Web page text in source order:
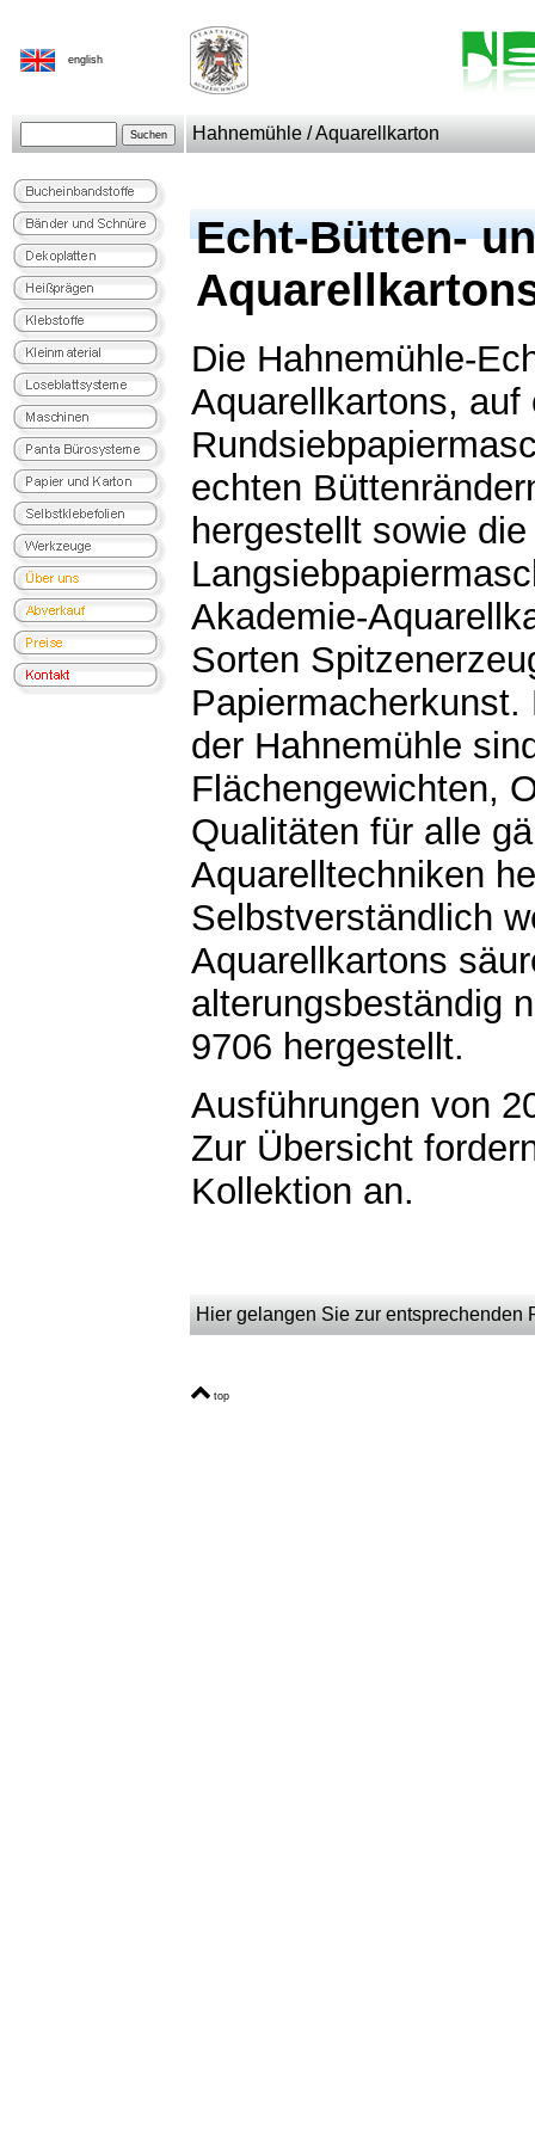
english
Hahnemühle / Aquarellkarton
Echt-Bütten-
Die Hahnemühle-
Aquarellkartons, auf
echten
hergestellt sowie
Akademie-
Sorten
der Hahnemühle
Flächengewichten,
Qualitäten für alle
Aquarelltechniken
Selbstverständlich
Aquarellkartons
alterungsbeständig
9706 hergestellt.
Ausführungen von
Zur Übersicht
Kollektion an.
Hier gelangen Sie zur entsprechenden
top